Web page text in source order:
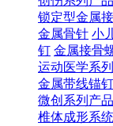
锁定型金属
金属骨针 小
钉 金属接骨
运动医学系
金属带线锚
微创系列产品
椎体成形系统